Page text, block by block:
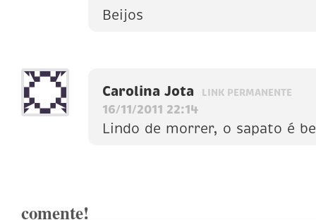
Beijos
Carolina Jota LINK PERMANENTE
16/11/2011 22:14
Lindo de morrer, o sapato é
comente!